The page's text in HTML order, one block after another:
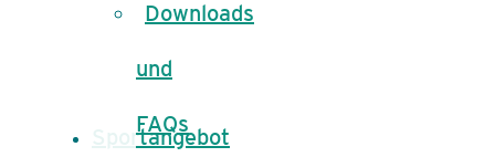
Downloads
und
FAQs
Sportangebot